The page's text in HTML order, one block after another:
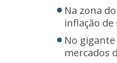
Na zona
inflação de
No
mercados